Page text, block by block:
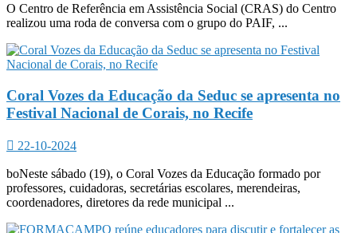
O Centro de Referência em Assistência Social (CRAS) do Centro
realizou uma roda de conversa com o grupo do PAIF, ...
Coral Vozes da Educação da Seduc se apresenta no
Festival Nacional de Corais, no Recife
22-10-2024
boNeste sábado (19), o Coral Vozes da Educação formado por
professores, cuidadoras, secretárias escolares, merendeiras,
coordenadores, diretores da rede municipal ...